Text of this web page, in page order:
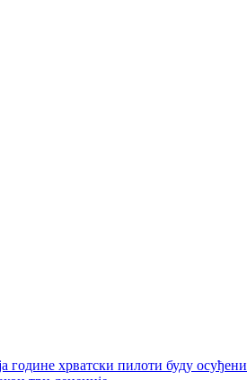
хрватски пилоти буду осуђени